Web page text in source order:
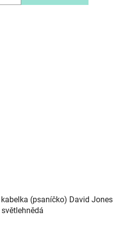
(psaníčko) David Jones
světlehnědá